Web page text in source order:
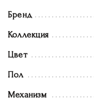
Бренд
Коллекция
Цвет
Пол
Механизм